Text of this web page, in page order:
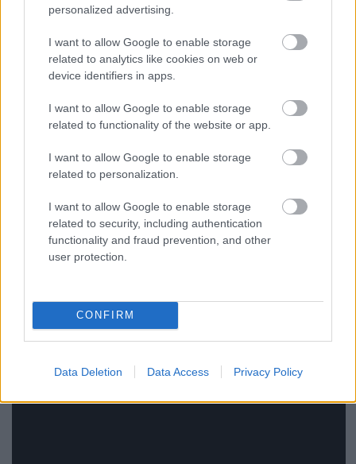
personalized advertising.
I want to allow Google to enable storage
related to analytics like cookies on web or
device identifiers in apps.
I want to allow Google to enable storage
related to functionality of the website or app.
I want to allow Google to enable storage
related to personalization.
I want to allow Google to enable storage
related to security, including authentication
functionality and fraud prevention, and other
user protection.
CONFIRM
Data Deletion Data Access Privacy Policy
Anélkül, hogy bármiféle pszichoaktív anyagot
szedtem volna a kritika írása közben, kicsit úgy
érzem magam, mint aki elég rendesen odatette a
hétvégét, pedig az egy kicsit túl erősre sikerült kávén
egyszerűen annyi bűnt, mocskot és elementáris
energiát szabadít fel, hogy a hallgató pillanatok
életében találja magát, ahol az önpusztításon és a
teljesen kicsavart életigenlésen kívül semmi más
pusztítani. Márpedig egy fiatal punkzenekar
bemutatkozó albumának pont ilyennek kell lennie,
szembemenni minden társadalmi normával, akkorát
köpni a világra, hogy abból a saját fejünkre is
megdögleni.